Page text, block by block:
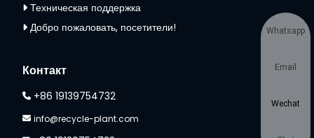
Техническая поддержка
Добро пожаловать, посетители!
Контакт
+86 19139754732
info@recycle-plant.com
Whatsapp
Email
Wechat